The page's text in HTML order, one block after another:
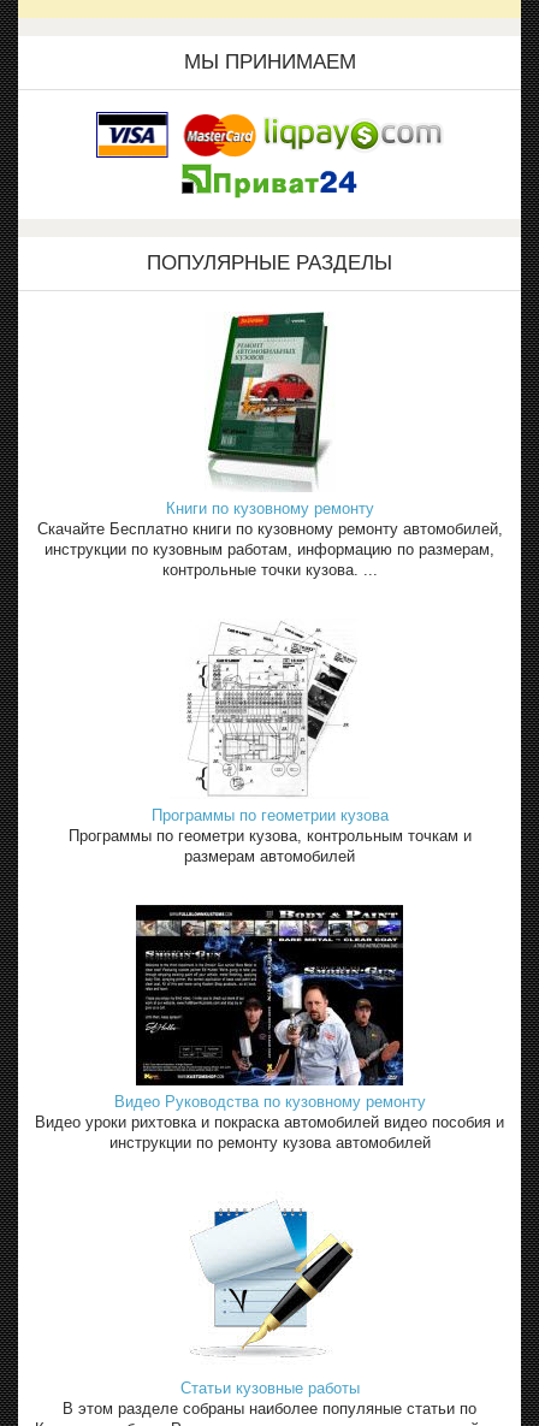
МЫ ПРИНИМАЕМ
ПОПУЛЯРНЫЕ РАЗДЕЛЫ
Книги по кузовному ремонту
Скачайте Бесплатно книги по кузовному ремонту автомобилей,
инструкции по кузовным работам, информацию по размерам,
контрольные точки кузова. ...
Программы по геометрии кузова
Программы по геометри кузова, контрольным точкам и
размерам автомобилей
Видео Руководства по кузовному ремонту
Видео уроки рихтовка и покраска автомобилей видео пособия и
инструкции по ремонту кузова автомобилей
Статьи кузовные работы
В этом разделе собраны наиболее популяные статьи по